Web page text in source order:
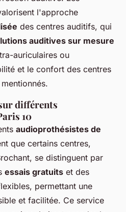
l'approche
des centres auditifs, qui
auditives sur mesure
auriculaires ou
et le confort des centres
différents
10
audioprothésistes de
que certains centres,
se distinguent par
essais gratuits et des
permettant une
et facilitée. Ce service